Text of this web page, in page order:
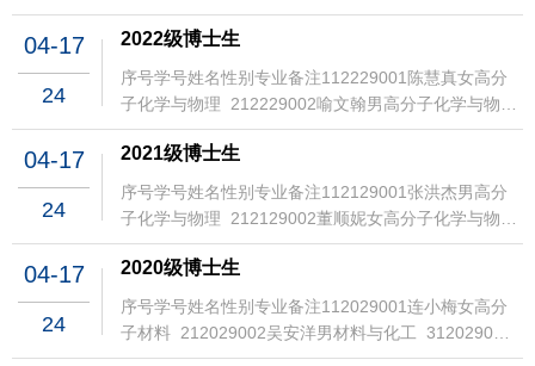
女高分子材料1112429011丁琳女材料与化工
女高分子化学与物理1412429014张劭琦男高分子化学
与物理1512429015童川页女高分子化学与物理
杨木佳女高分子化学与物理1812429018卓儒杰男高分
子化学与物理1912429019陈露女高分子化学与物理
2012429020梁靖男高分子化学与物理2112429021汪
博文男高分子化学与物理2212429022刘殊妍女高分子
化学与物理2312429023曹宇翔男高分子化学与物理
2412429024马淑慧女高分子化学与物理2512429025
方恩女高分子化学与物理2612429026汪梦一男高分子
化学与物理2712429027武菲菲女高分子化学与物理
理 312329003夏燕妮女高分子材料 412329004朱少
雄男高分子材料 512329005赵裕杰男高分子材
料 612329006李婷女高分子材料 712329007杨丽婷
女高分子材料 812329008鲁育文女高分子材
育仁男高分子材料 1112329011李凯男高分子材
程男材料与化工 1412329014冯西敏男材料与化
工 1512329015郭全世男材料与化工 1612329016李
工 1812329018张琳女材料与化工 1912329019李巧
男高分子材料 2012329020叶泽女材料与化
工 2112329021卢天晨男高分子材料 2212329022杜
琨鹏男高分子材料 2312329023易泓利女高分子材
04-17
24
2022级博士生
序号学号姓名性别专业备注112229001陈慧真女高分
子化学与物理 212229002喻文翰男高分子化学与物
理 312229003张勋男高分子化学与物理 412229004
夏雨星女高分子化学与物理 512229005丁誓鹏男高分
子化学与物理 612229006叶守暖男高分子材
料 712229007胡荣琰女高分子材料 812229008刘霄
料 1012229010黄晨旸男高分子材料 1112229011胡
物理 1312229013刘雄男高分子化学与物
理 1412229014林玉玲女高分子化学与物
04-17
24
2021级博士生
序号学号姓名性别专业备注112129001张洪杰男高分
子化学与物理 212129002董顺妮女高分子化学与物
理 312129003王莹女高分子化学与物理 412129004
王子秋男高分子化学与物理 512129005刘森坪男高分
子化学与物理 612129006程聪男高分子化学与物
理 712129007朱小锋男高分子化学与物
04-17
24
2020级博士生
序号学号姓名性别专业备注112029001连小梅女高分
子材料 212029002吴安洋男材料与化工 312029003
嵇伟明男材料与化工 412029004马曌宇男材料与化